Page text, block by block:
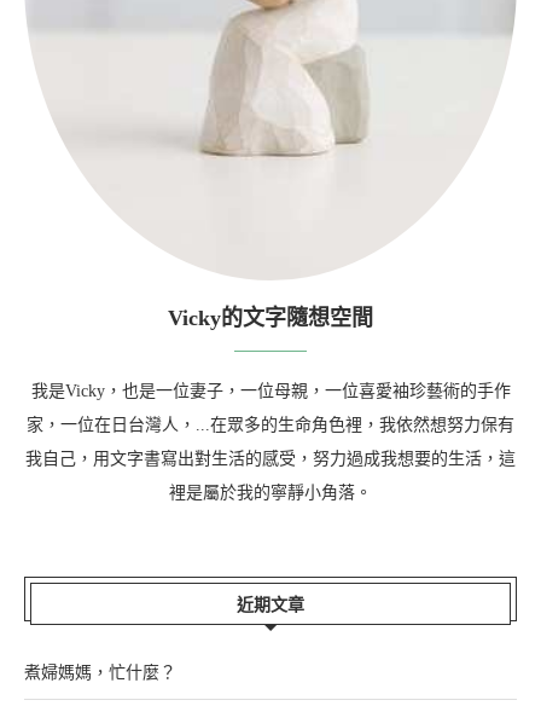
Vicky的文字隨想空間
我是Vicky，也是一位妻子，一位母親，一位喜愛袖珍藝術的手作
家，一位在日台灣人，...在眾多的生命角色裡，我依然想努力保有
我自己，用文字書寫出對生活的感受，努力過成我想要的生活，這
裡是屬於我的寧靜小角落。
近期文章
煮婦媽媽，忙什麼？